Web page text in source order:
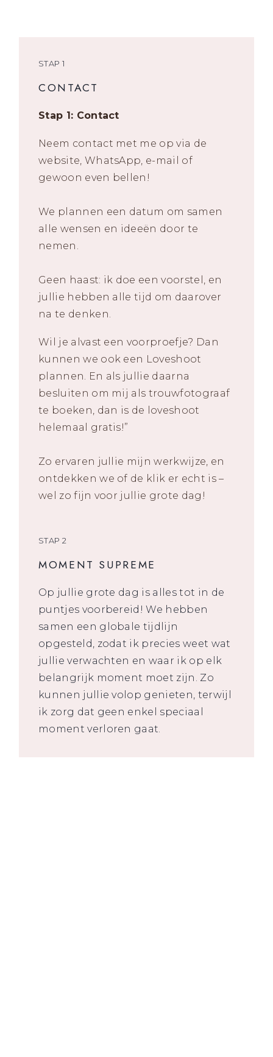
STAP 1
CONTACT
Stap 1: Contact
Neem contact met me op via de
website, WhatsApp, e-mail of
gewoon even bellen!
We plannen een datum om samen
alle wensen en ideeën door te
nemen.
Geen haast: ik doe een voorstel, en
jullie hebben alle tijd om daarover
na te denken.
Wil je alvast een voorproefje? Dan
kunnen we ook een Loveshoot
plannen. En als jullie daarna
besluiten om mij als trouwfotograaf
te boeken, dan is de loveshoot
helemaal gratis!”
Zo ervaren jullie mijn werkwijze, en
ontdekken we of de klik er echt is –
wel zo fijn voor jullie grote dag!
STAP 2
MOMENT SUPREME
Op jullie grote dag is alles tot in de
puntjes voorbereid! We hebben
samen een globale tijdlijn
opgesteld, zodat ik precies weet wat
jullie verwachten en waar ik op elk
belangrijk moment moet zijn. Zo
kunnen jullie volop genieten, terwijl
ik zorg dat geen enkel speciaal
moment verloren gaat.